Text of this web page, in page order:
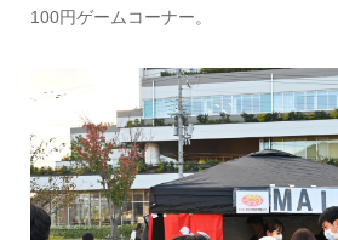
100円ゲームコーナー。